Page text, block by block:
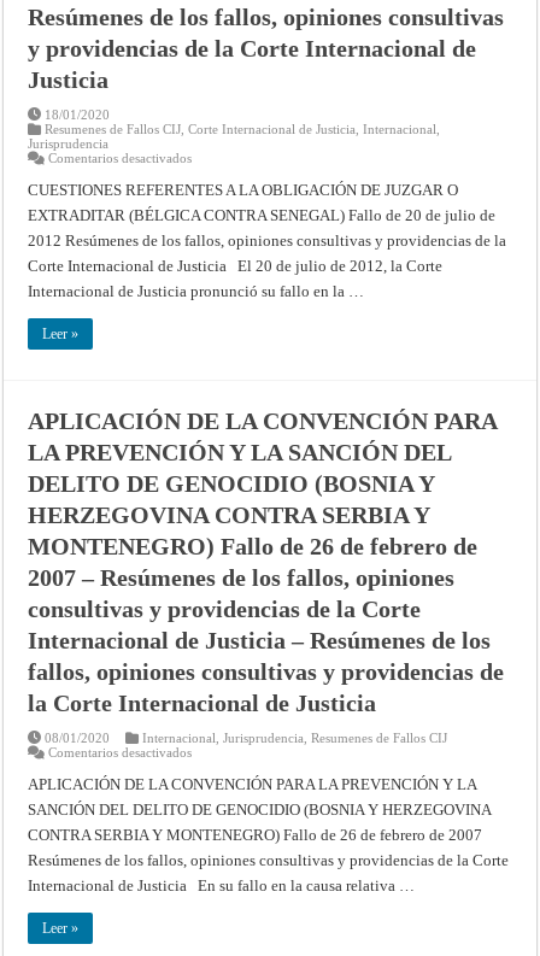
de
Resúmenes de los fallos, opiniones consultivas
y providencias de la Corte Internacional de
Justicia
18/01/2020
Resumenes de Fallos CIJ ,Corte Internacional de Justicia ,Internacional
Jurisprudencia
Comentarios desactivadosen
REFERENTES
A
LA
DE
JUZGAR
O
EXTRADITAR
(BÉLGICA
de
2012
–
Resúmenes
de
los
opiniones
y
providencias
de
la
Corte
Internacional
Justicia
CUESTIONES REFERENTES A LA OBLIGACIÓN DE JUZGAR O
EXTRADITAR (BÉLGICA CONTRA SENEGAL) Fallo de 20 de julio de
2012 Resúmenes de los fallos, opiniones consultivas y providencias de la
Corte Internacional de Justicia El 20 de julio de 2012, la Corte
Internacional de Justicia pronunció su fallo en la …
Leer »
APLICACIÓN DE LA CONVENCIÓN PARA
LA PREVENCIÓN Y LA SANCIÓN DEL
DELITO DE GENOCIDIO (BOSNIA Y
HERZEGOVINA CONTRA SERBIA Y
MONTENEGRO) Fallo de 26 de febrero de
2007 – Resúmenes de los fallos, opiniones
consultivas y providencias de la Corte
Internacional de Justicia – Resúmenes de los
fallos, opiniones consultivas y providencias de
la Corte Internacional de Justicia
08/01/2020 Internacional ,Jurisprudencia ,Resumenes de Fallos CIJ
Comentarios desactivadosen
DE
LA
CONVENCIÓN
LA
PREVENCIÓN
Y
LA
SANCIÓN
APLICACIÓN DE LA CONVENCIÓN PARA LA PREVENCIÓN Y LA
SANCIÓN DEL DELITO DE GENOCIDIO (BOSNIA Y HERZEGOVINA
CONTRA SERBIA Y MONTENEGRO) Fallo de 26 de febrero de 2007
Resúmenes de los fallos, opiniones consultivas y providencias de la Corte
Internacional de Justicia En su fallo en la causa relativa …
Leer »